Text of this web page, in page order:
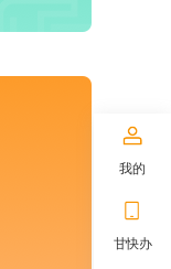
我的
甘快办